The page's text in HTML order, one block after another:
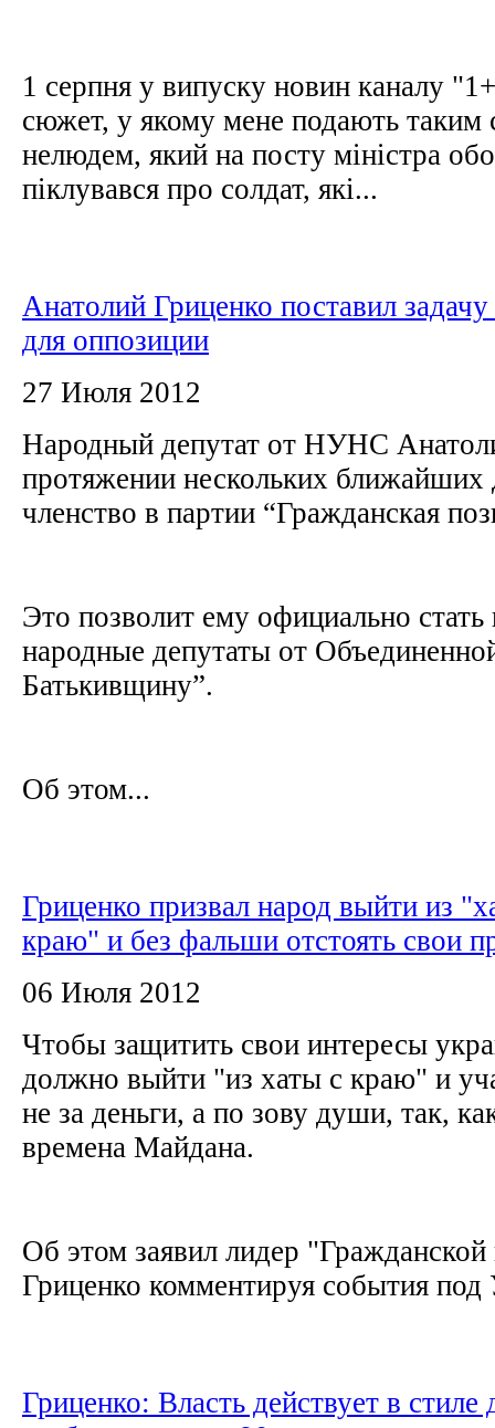
1 серпня у випуску новин каналу
сюжет, у якому мене подають таким
нелюдем, який на посту міністра
піклувався про солдат, які...
Анатолий Гриценко поставил
для оппозиции
27 Июля 2012
Народный депутат от НУНС
протяжении нескольких ближайших
членство в партии “Гражданская
Это позволит ему официально стать
народные депутаты от
Батькивщину”.
Об этом...
Гриценко призвал народ выйти из
краю" и без фальши отстоять свои
06 Июля 2012
Чтобы защитить свои интересы
должно выйти "из хаты с краю" и
не за деньги, а по зову души, так,
времена Майдана.
Об этом заявил лидер
Гриценко комментируя события
Гриценко: Власть действует в стиле